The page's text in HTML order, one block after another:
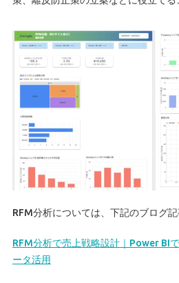
RFM分析については、下記のブログ記
RFM分析で売上戦略設計｜Power BI
ータ活用